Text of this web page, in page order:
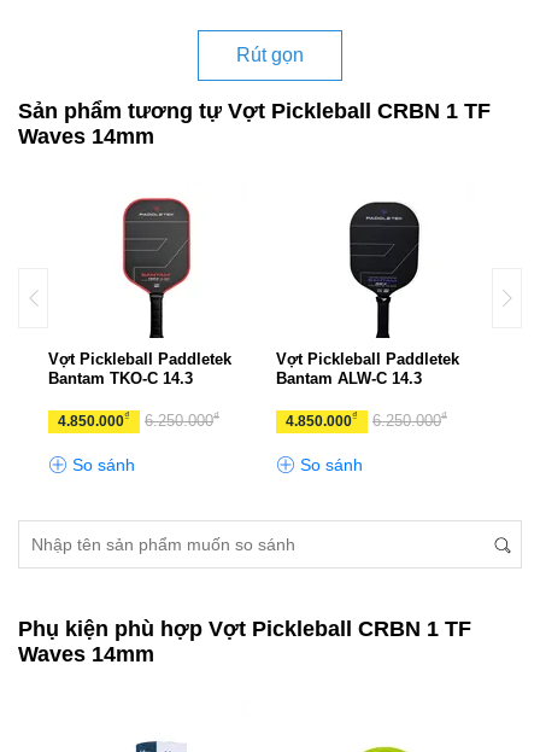
Rút gọn
Sản phẩm tương tự Vợt Pickleball CRBN 1 TF
Waves 14mm
Vợt Pickleball Paddletek
Bantam TKO-C 14.3
4.850.000₫ 6.250.000₫
So sánh
Vợt Pickleball Paddletek
Bantam ALW-C 14.3
4.850.000₫ 6.250.000₫
So sánh
Phụ kiện phù hợp Vợt Pickleball CRBN 1 TF
Waves 14mm